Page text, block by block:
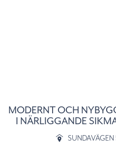
MODERNT OCH
I NÄRLIGGANDE
SUNDAVÄGEN